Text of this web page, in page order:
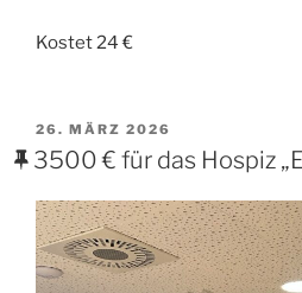
Kostet 24 €
VERÖFFENTLICHT
AM
26. MÄRZ 2026
3500 € für das Hospiz